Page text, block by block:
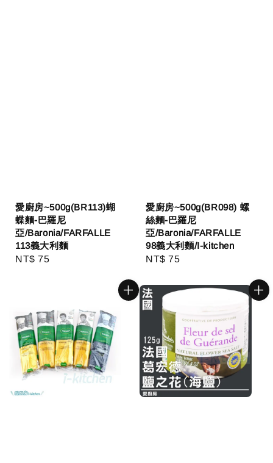
愛廚房~500g(BR113)蝴
蝶麵-巴羅尼
亞/Baronia/FARFALLE
113義大利麵
Regular
NT$ 75
愛廚房~500g(BR098) 螺
絲麵-巴羅尼
亞/Baronia/FARFALLE
98義大利麵/I-kitchen
Regular
NT$ 75